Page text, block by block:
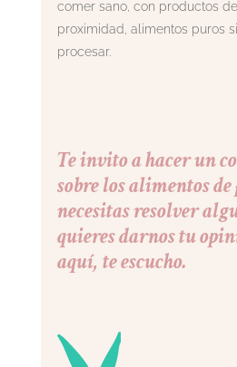
comer sano, con productos
proximidad, alimentos puros
procesar.
Te invito a hacer un
sobre los alimentos
necesitas resolver
quieres darnos tu
aquí, te escucho.